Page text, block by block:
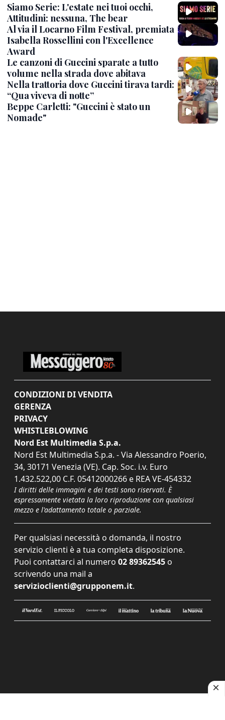
Siamo Serie: L'estate nei tuoi occhi,
Attitudini: nessuna, The bear
Al via il Locarno Film Festival, premiata
Isabella Rossellini con l'Excellence
Award
Le canzoni di Guccini sparate a tutto
volume nella strada dove abitava
Nella trattoria dove Guccini tirava tardi:
“Qua viveva di notte”
Beppe Carletti: "Guccini è stato un
Nomade"
CONDIZIONI DI VENDITA
GERENZA
PRIVACY
WHISTLEBLOWING
Nord Est Multimedia S.p.a.
Nord Est Multimedia S.p.a. - Via Alessandro Poerio,
34, 30171 Venezia (VE). Cap. Soc. i.v. Euro
1.432.522,00 C.F. 05412000266 e REA VE-454332
I diritti delle immagini e dei testi sono riservati. È
espressamente vietata la loro riproduzione con qualsiasi
mezzo e l'adattamento totale o parziale.
Per qualsiasi necessità o domanda, il nostro
servizio clienti è a tua completa disposizione.
Puoi contattarci al numero 02 89362545 o
scrivendo una mail a
servizioclienti@grupponem.it.